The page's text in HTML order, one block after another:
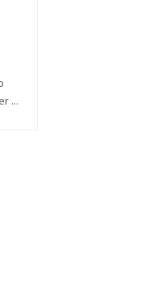
...